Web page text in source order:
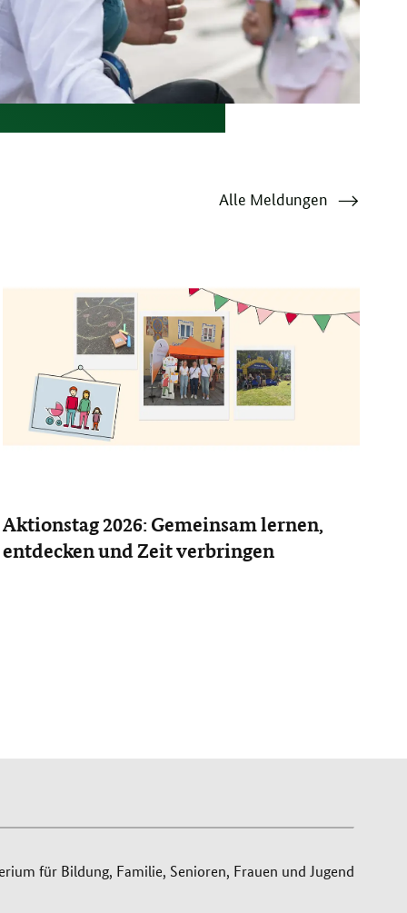
Mehr
zum
Alle Meldungen
Aktionstag 2026: Gemeinsam lernen,
entdecken und Zeit verbringen
für Bildung, Familie, Senioren, Frauen und Jugend